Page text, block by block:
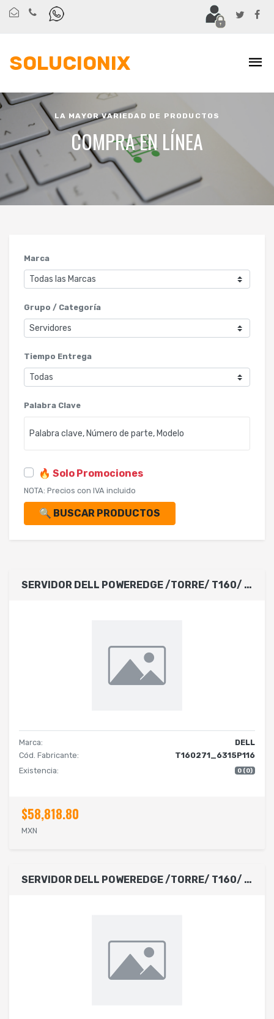
SOLUCIONIX
LA MAYOR VARIEDAD DE PRODUCTOS
COMPRA EN LÍNEA
Marca
Grupo / Categoría
Tiempo Entrega
Palabra Clave
🔥 Solo Promociones
NOTA: Precios con IVA incluido
🔍 BUSCAR PRODUCTOS
SERVIDOR DELL POWEREDGE /TORRE/ T160/ INTEL XEON 6315P/ 4 CORES-2.8GHZ / 16GB DE RAM / HDD 2TB SATA / SIN SISTEMA OPERATIVO/ 3 BAHIAS PARA DISCOS 3.5- CABLEADO/ 1 AÑO DE GARANTIA BASICA
Marca:
DELL
Cód. Fabricante:
T160271_6315P116
Existencia:
0 (0)
$58,818.80
MXN
SERVIDOR DELL POWEREDGE /TORRE/ T160/ INTEL XEON 6333P/ 4 CORES-3.1GHZ / 16 GB DE RAM / HDD 2 TB SATA / SIN SISTEMA OPERATIVO/ 3 BAHIAS PARA DISCOS 3.5- CABLEADO/ 1 AÑOS DE GARANTA BASICA